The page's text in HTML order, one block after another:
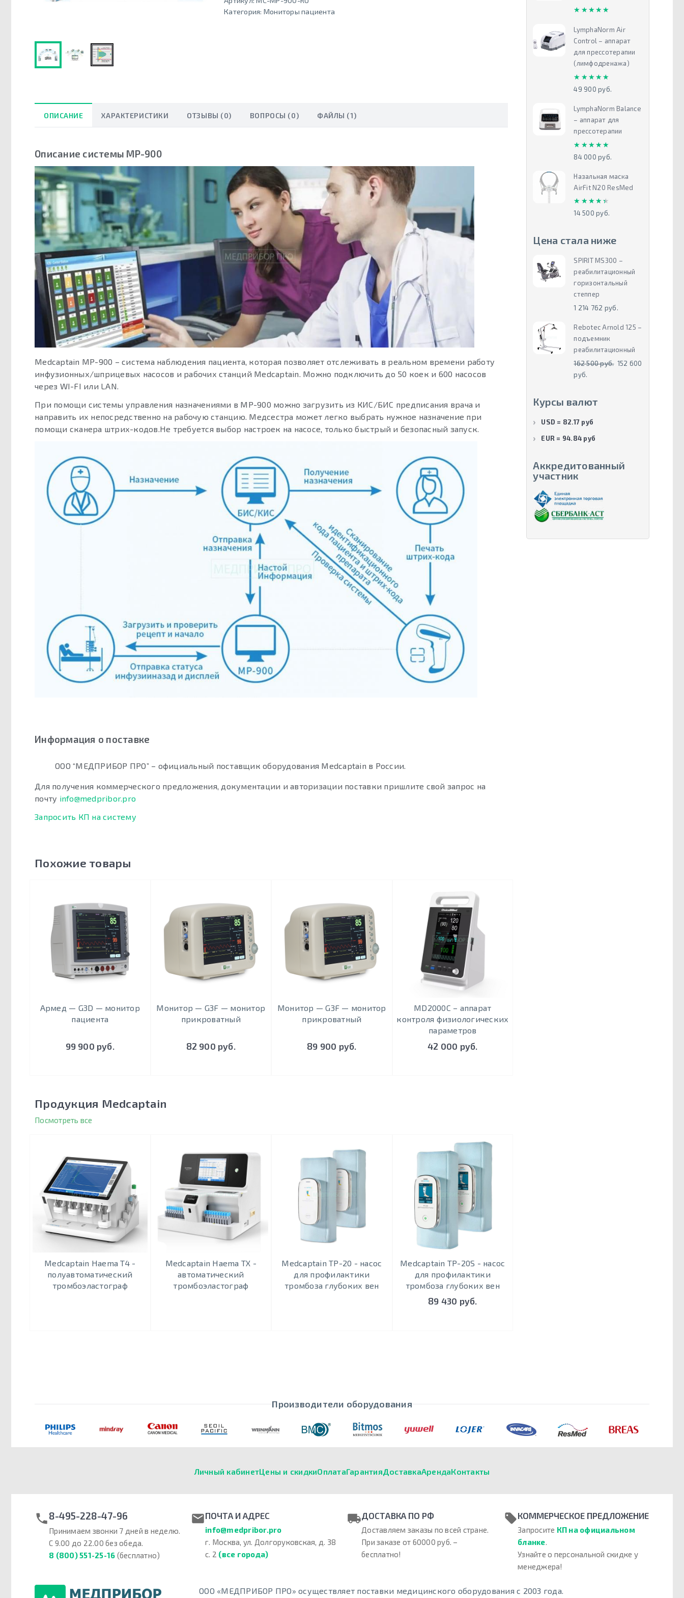
Категория: Мониторы пациента
ОПИСАНИЕ ХАРАКТЕРИСТИКИ ОТЗЫВЫ (0) ВОПРОСЫ (0) ФАЙЛЫ (1)
Описание системы MP-900
Medcaptain MP-900 – система наблюдения пациента, которая позволяет отслеживать в реальном времени работу
инфузионных/шприцевых насосов и рабочих станций Medcaptain. Можно подключить до 50 коек и 600 насосов
через WI-FI или LAN.
При помощи системы управления назначениями в МР-900 можно загрузить из КИС/БИС предписания врача и
направить их непосредственно на рабочую станцию. Медсестра может легко выбрать нужное назначение при
помощи сканера штрих-кодов.Не требуется выбор настроек на насосе, только быстрый и безопасный запуск.
Информация о поставке
ООО “МЕДПРИБОР ПРО” – официальный поставщик оборудования Medcaptain в России.
Для получения коммерческого предложения, документации и авторизации поставки пришлите свой запрос на
почту info@medpribor.pro
Запросить КП на систему
Похожие товары
Армед — G3D — монитор
пациента
99 900 руб.
Монитор — G3F — монитор
прикроватный
82 900 руб.
Монитор — G3F — монитор
прикроватный
89 900 руб.
MD2000С – аппарат
контроля физиологических
параметров
42 000 руб.
Продукция Medcaptain
Посмотреть все
Medcaptain Haema T4 -
полуавтоматический
тромбоэластограф
Medcaptain Haema TX -
автоматический
тромбоэластограф
Medcaptain TP-20 - насос
для профилактики
тромбоза глубоких вен
Medcaptain TP-20S - насос
для профилактики
тромбоза глубоких вен
89 430 руб.
★★★★★
★★★★★
LymphaNorm Air
Control – аппарат
для прессотерапии
(лимфодренажа)
★★★★★
★★★★★
49 900 руб.
LymphaNorm Balance
– аппарат для
прессотерапии
★★★★★
★★★★★
84 000 руб.
Назальная маска
AirFit N20 ResMed
★★★★★
★★★★★
14 500 руб.
Цена стала ниже
SPIRIT MS300 –
реабилитационный
горизонтальный
степпер
1 214 762 руб.
Rebotec Arnold 125 –
подъемник
реабилитационный
162 500 руб. 152 600
руб.
Курсы валют
USD = 82.17 руб
EUR = 94.84 руб
Аккредитованный
участник
Производители оборудования
Личный кабинетЦены и скидкиОплатаГарантияДоставкаАрендаКонтакты
8-495-228-47-96
Принимаем звонки 7 дней в неделю.
С 9.00 до 22.00 без обеда.
8 (800) 551-25-16 (бесплатно)
ПОЧТА И АДРЕС
info@medpribor.pro
г. Москва, ул. Долгоруковская, д. 38
с. 2 (все города)
ДОСТАВКА ПО РФ
Доставляем заказы по всей стране.
При заказе от 60000 руб. –
бесплатно!
КОММЕРЧЕСКОЕ ПРЕДЛОЖЕНИЕ
Запросите КП на официальном
бланке.
Узнайте о персональной скидке у
менеджера!
ООО «МЕДПРИБОР ПРО» осуществляет поставки медицинского оборудования с 2003 года.